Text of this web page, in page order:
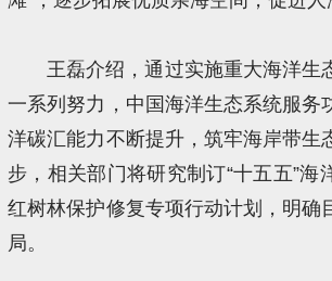
王磊介绍，通过实施重大海洋生
一系列努力，中国海洋生态系统服务
洋碳汇能力不断提升，筑牢海岸带生
步，相关部门将研究制订“十五五”海
红树林保护修复专项行动计划，明确
局。